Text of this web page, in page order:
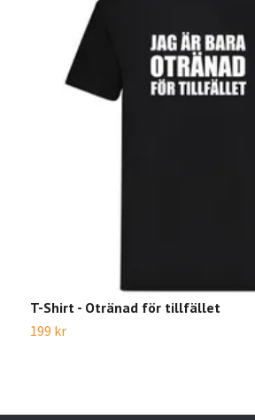
T-Shirt - Otränad för tillfället
199 kr